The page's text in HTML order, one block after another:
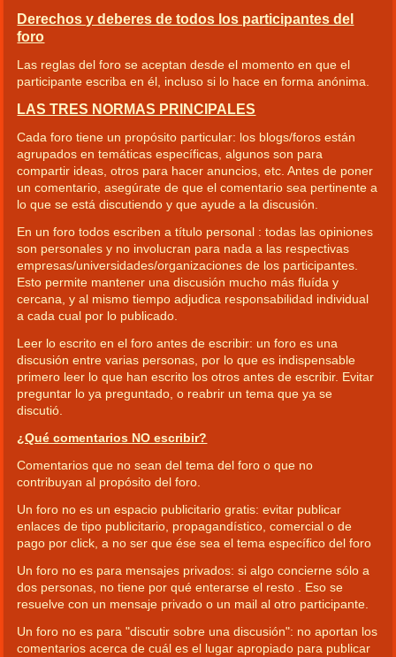
Derechos y deberes de todos los participantes del
foro
Las reglas del foro se aceptan desde el momento en que el
participante escriba en él, incluso si lo hace en forma anónima.
LAS TRES NORMAS PRINCIPALES
Cada foro tiene un propósito particular: los blogs/foros están
agrupados en temáticas específicas, algunos son para
compartir ideas, otros para hacer anuncios, etc. Antes de poner
un comentario, asegúrate de que el comentario sea pertinente a
lo que se está discutiendo y que ayude a la discusión.
En un foro todos escriben a título personal : todas las opiniones
son personales y no involucran para nada a las respectivas
empresas/universidades/organizaciones de los participantes.
Esto permite mantener una discusión mucho más fluída y
cercana, y al mismo tiempo adjudica responsabilidad individual
a cada cual por lo publicado.
Leer lo escrito en el foro antes de escribir: un foro es una
discusión entre varias personas, por lo que es indispensable
primero leer lo que han escrito los otros antes de escribir. Evitar
preguntar lo ya preguntado, o reabrir un tema que ya se
discutió.
¿Qué comentarios NO escribir?
Comentarios que no sean del tema del foro o que no
contribuyan al propósito del foro.
Un foro no es un espacio publicitario gratis: evitar publicar
enlaces de tipo publicitario, propagandístico, comercial o de
pago por click, a no ser que ése sea el tema específico del foro
Un foro no es para mensajes privados: si algo concierne sólo a
dos personas, no tiene por qué enterarse el resto . Eso se
resuelve con un mensaje privado o un mail al otro participante.
Un foro no es para "discutir sobre una discusión": no aportan los
comentarios acerca de cuál es el lugar apropiado para publicar